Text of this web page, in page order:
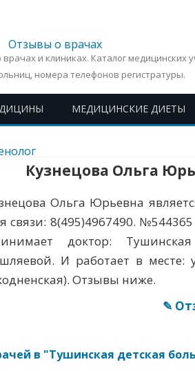
Отзывы о врачах
и клиниках. Каталог медицинских
номера телефонов регистратуры.
МЕДИЦИНСКИЕ ДИЕТЫ
Кузнецова Ольга
Ольга Юрьевна
связи: 8(495)4967490.
доктор:
И работает в месте:
Отзывы ниже.
✎
в "Тушинская детская